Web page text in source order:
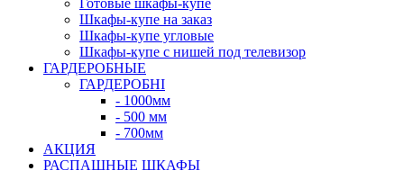
Готовые шкафы-купе
Шкафы-купе на заказ
Шкафы-купе угловые
Шкафы-купе с нишей под телевизор
ГАРДЕРОБНЫЕ
ГАРДЕРОБНІ
- 1000мм
- 500 мм
- 700мм
АКЦИЯ
РАСПАШНЫЕ ШКАФЫ